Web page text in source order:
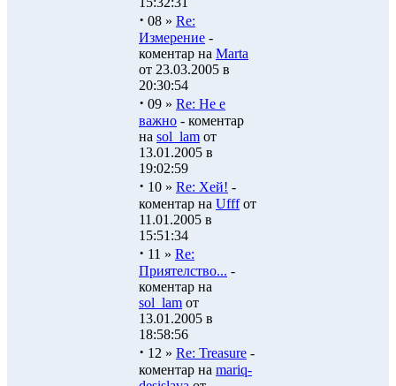
· 08 » Re:
Измерение -
коментар на Marta
от 23.03.2005 в
20:30:54
· 09 » Re: Не е
важно - коментар
на sol_lam от
13.01.2005 в
19:02:59
· 10 » Re: Хей! -
коментар на Ufffот
11.01.2005 в
15:51:34
· 11 » Re:
Приятелство... -
коментар на
sol_lam от
13.01.2005 в
18:58:56
· 12 » Re: Treasure -
коментар на mariq-